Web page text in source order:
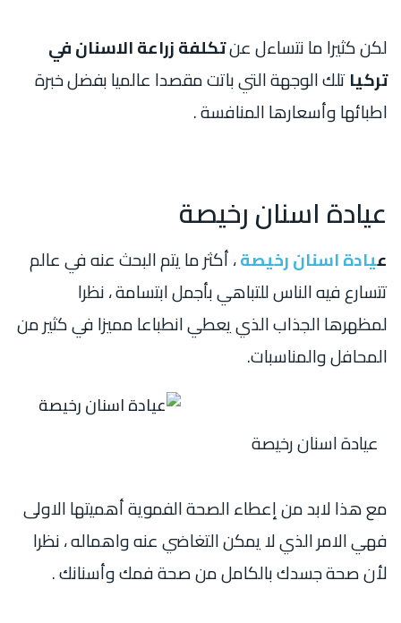
لكن كثيرا ما نتساءل عنتكلفة زراعة الاسنان في
تركياتلك الوجهة التي باتت مقصدا عالميا بفضل خبرة
اطبائها وأسعارها المنافسة .
عيادة اسنان رخيصة
عيادة اسنان رخيصة، أكثر ما يتم البحث عنه في عالم
تتسارع فيه الناس للتباهي بأجمل ابتسامة ، نظرا
لمظهرها الجذاب الذي يعطي انطباعا مميزا في كثير من
المحافل والمناسبات.
عيادة اسنان رخيصة
مع هذا لابد من إعطاء الصحة الفموية أهميتها الاولى
فهي الامر الذي لا يمكن التغاضي عنه واهماله ، نظرا
لأن صحة جسدك بالكامل من صحة فمك وأسنانك .